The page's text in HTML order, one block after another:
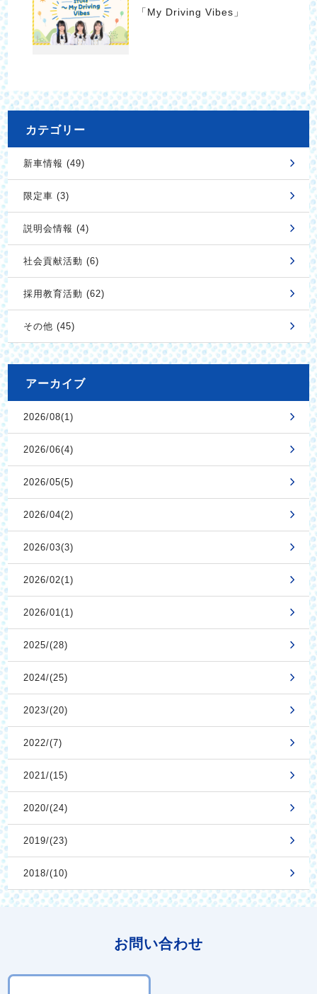
「My Driving Vibes」
カテゴリー
新車情報 (49)
限定車 (3)
説明会情報 (4)
社会貢献活動 (6)
採用教育活動 (62)
その他 (45)
アーカイブ
2026/08(1)
2026/06(4)
2026/05(5)
2026/04(2)
2026/03(3)
2026/02(1)
2026/01(1)
2025/(28)
2024/(25)
2023/(20)
2022/(7)
2021/(15)
2020/(24)
2019/(23)
2018/(10)
お問い合わせ